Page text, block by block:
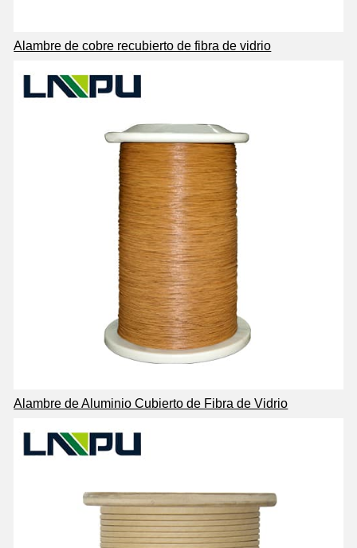
Alambre de cobre recubierto de fibra de vidrio
Alambre de Aluminio Cubierto de Fibra de Vidrio